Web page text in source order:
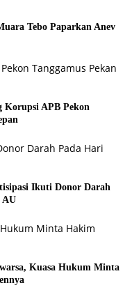
Tebo Paparkan Anev
Korupsi APB Pekon
Ikuti Donor Darah
AU
Kuasa Hukum Minta